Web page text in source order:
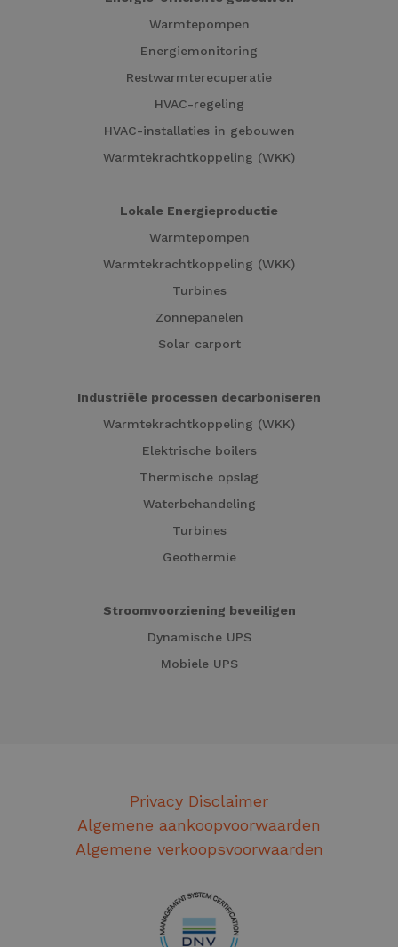
Warmtepompen
Energiemonitoring
Restwarmterecuperatie
HVAC-regeling
HVAC-installaties in gebouwen
Warmtekrachtkoppeling (WKK)
Lokale Energieproductie
Warmtepompen
Warmtekrachtkoppeling (WKK)
Turbines
Zonnepanelen
Solar carport
Industriële processen decarboniseren
Warmtekrachtkoppeling (WKK)
Elektrische boilers
Thermische opslag
Waterbehandeling
Turbines
Geothermie
Stroomvoorziening beveiligen
Dynamische UPS
Mobiele UPS
Privacy Disclaimer
Algemene aankoopvoorwaarden
Algemene verkoopsvoorwaarden